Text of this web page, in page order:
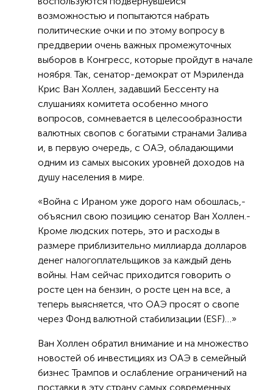
возможностью и попытаются набрать
политические очки и по этому вопросу в
преддверии очень важных промежуточных
выборов в Конгресс, которые пройдут в начале
ноября. Так, сенатор-демократ от Мэриленда
Крис Ван Холлен, задавший Бессенту на
слушаниях комитета особенно много
вопросов, сомневается в целесообразности
валютных свопов с богатыми странами Залива
и, в первую очередь, с ОАЭ, обладающими
одним из самых высоких уровней доходов на
душу населения в мире.
«Война с Ираном уже дорого нам обошлась,-
объяснил свою позицию сенатор Ван Холлен.-
Кроме людских потерь, это и расходы в
размере приблизительно миллиарда долларов
денег налогоплательщиков за каждый день
войны. Нам сейчас приходится говорить о
росте цен на бензин, о росте цен на все, а
теперь выясняется, что ОАЭ просят о свопе
через Фонд валютной стабилизации (ESF)…»
Ван Холлен обратил внимание и на множество
новостей об инвестициях из ОАЭ в семейный
бизнес Трампов и ослабление ограничений на
поставки в эту страну самых современных